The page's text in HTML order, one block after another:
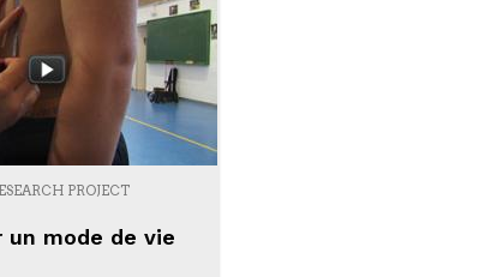
PROJECT
un mode de vie